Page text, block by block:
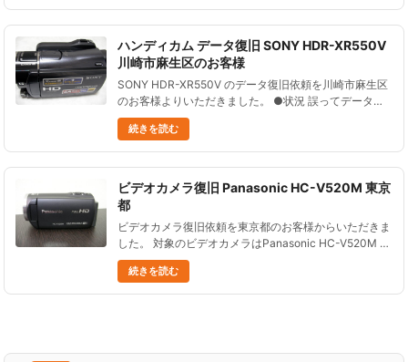
ハンディカム データ復旧 SONY HDR-XR550V
川崎市麻生区のお客様
SONY HDR-XR550V のデータ復旧依頼を川崎市麻生区
のお客様よりいただきました。 ●状況 誤ってデータを
削除した。 業務上必要なデータなので、非常に困って
いる。 ●データ復元処理の結果 必要なデータ、総再生
時間......
続きを読む
ビデオカメラ復旧 Panasonic HC-V520M 東京
都
ビデオカメラ復旧依頼を東京都のお客様からいただきま
した。 対象のビデオカメラはPanasonic HC-V520M で
す。 Panasonic HC-V520Mは２０１３年発売のビデ
オカメラ。......
続きを読む